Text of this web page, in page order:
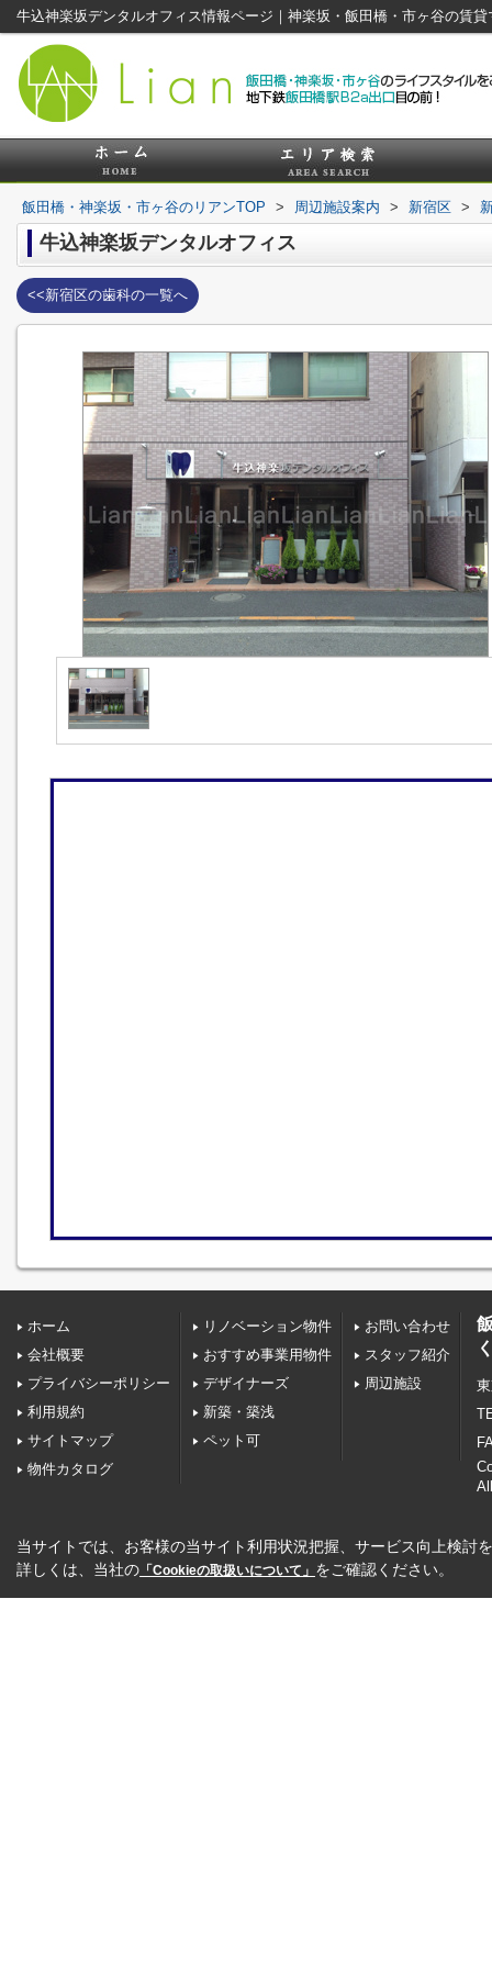
牛込神楽坂デンタルオフィス情報ページ｜神楽坂・飯田橋・市ヶ谷の賃
飯田橋・神楽坂・市ヶ谷のリアンTOP > 周辺施設案内 > 新宿区 >
牛込神楽坂デンタルオフィス
<<新宿区の歯科の一覧へ
ホーム
会社概要
プライバシーポリシー
利用規約
サイトマップ
物件カタログ
リノベーション物件
おすすめ事業用物件
デザイナーズ
新築・築浅
ペット可
お問い合わせ
スタッフ紹介
周辺施設
当サイトでは、お客様の当サイト利用状況把握、サービス向上検討
詳しくは、当社の 「Cookieの取扱いについて」 をご確認ください。